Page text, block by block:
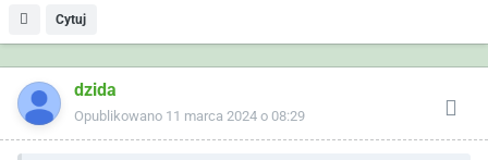
Cytuj
dzida
Opublikowano 11 marca 2024 o 08:29